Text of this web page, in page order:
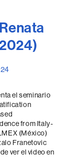
el seminario
from Italy-
(México)
Franetovic
ver el video en